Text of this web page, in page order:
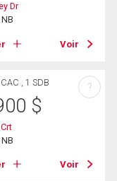
Dr
Voir
, 1 SDB
$
Voir
?